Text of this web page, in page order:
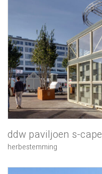
ddw paviljoen s-cape
herbestemming